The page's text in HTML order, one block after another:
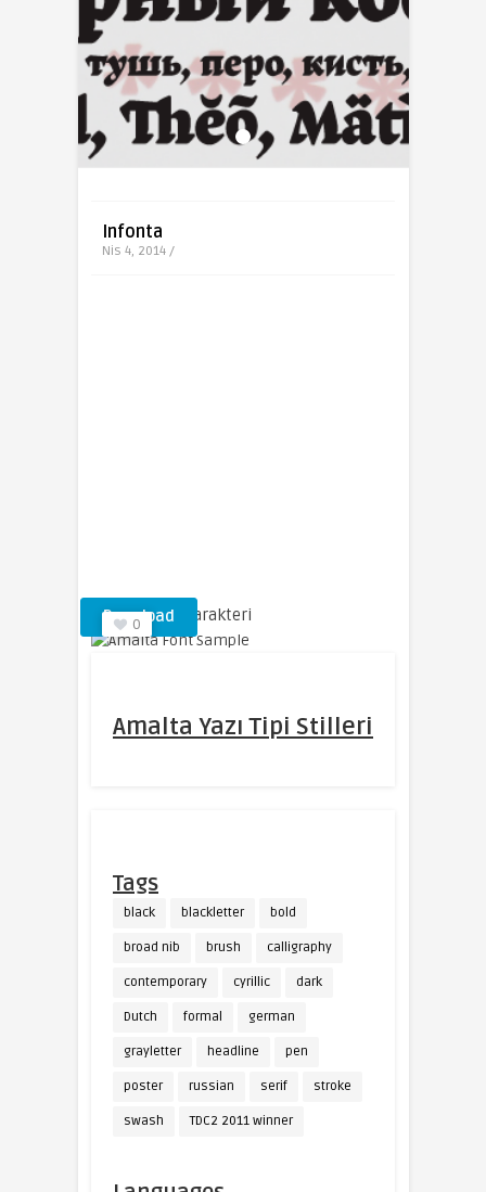
Infonta
Nis 4, 2014 /
Download
0
Amalta Yazı Karakteri
Amalta Yazı Tipi Stilleri
Tags
black blackletter bold
broad nib brush calligraphy
contemporary cyrillic dark
Dutch formal german
grayletter headline pen
poster russian serif stroke
swash TDC2 2011 winner